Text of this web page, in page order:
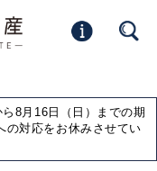
8月16日（日）までの期
の対応をお休みさせてい